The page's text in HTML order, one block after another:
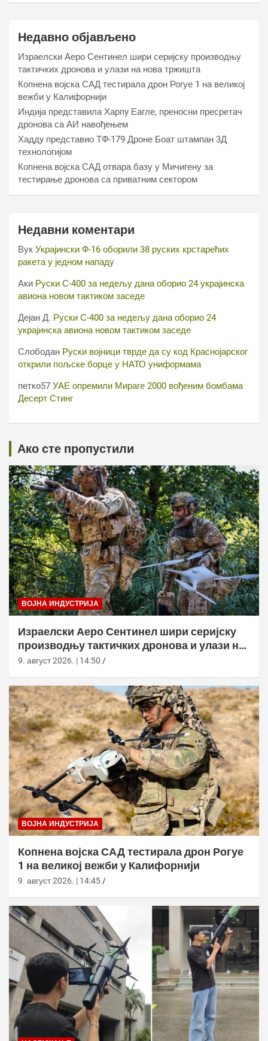
Недавно објављено
Израелски Аеро Сентинел шири серијску производњу
тактичких дронова и улази на нова тржишта
Копнена војска САД тестирала дрон Рогуе 1 на великој
вежби у Калифорнији
Индија представила Харпy Еагле, преносни пресретач
дронова са АИ навођењем
Хаддy представио ТФ-179 Дроне Боат штампан 3Д
технологијом
Копнена војска САД отвара базу у Мичигену за
тестирање дронова са приватним сектором
Недавни коментари
Вук Украјински Ф-16 оборили 38 руских крстарећих
ракета у једном нападу
Аки Руски С-400 за недељу дана оборио 24 украјинска
авиона новом тактиком заседе
Дејан Д. Руски С-400 за недељу дана оборио 24
украјинска авиона новом тактиком заседе
Слободан Руски војници тврде да су код Краснојарског
открили пољске борце у НАТО униформама
петко57 УАЕ опремили Мираге 2000 вођеним бомбама
Десерт Стинг
Ако сте пропустили
ВОЈНА ИНДУСТРИЈА
Израелски Аеро Сентинел шири серијску
производњу тактичких дронова и улази на
нова тржишта
9. август 2026. | 14:50
ВОЈНА ИНДУСТРИЈА
Копнена војска САД тестирала дрон Рогуе
1 на великој вежби у Калифорнији
9. август 2026. | 14:45